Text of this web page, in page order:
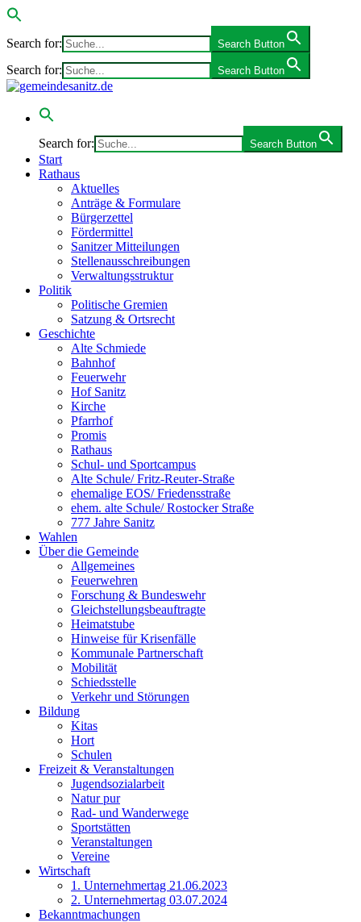
Search for: Search Button
Search for: Search Button
Search for: Search Button
Start
Rathaus
Aktuelles
Anträge & Formulare
Bürgerzettel
Fördermittel
Sanitzer Mitteilungen
Stellenausschreibungen
Verwaltungsstruktur
Politik
Politische Gremien
Satzung & Ortsrecht
Geschichte
Alte Schmiede
Bahnhof
Feuerwehr
Hof Sanitz
Kirche
Pfarrhof
Promis
Rathaus
Schul- und Sportcampus
Alte Schule/ Fritz-Reuter-Straße
ehemalige EOS/ Friedensstraße
ehem. alte Schule/ Rostocker Straße
777 Jahre Sanitz
Wahlen
Über die Gemeinde
Allgemeines
Feuerwehren
Forschung & Bundeswehr
Gleichstellungsbeauftragte
Heimatstube
Hinweise für Krisenfälle
Kommunale Partnerschaft
Mobilität
Schiedsstelle
Verkehr und Störungen
Bildung
Kitas
Hort
Schulen
Freizeit & Veranstaltungen
Jugendsozialarbeit
Natur pur
Rad- und Wanderwege
Sportstätten
Veranstaltungen
Vereine
Wirtschaft
1. Unternehmertag 21.06.2023
2. Unternehmertag 03.07.2024
Bekanntmachungen